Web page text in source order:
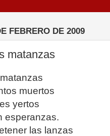
FEBRERO DE 2009
matanzas
muertos
yertos
esperanzas.
las lanzas